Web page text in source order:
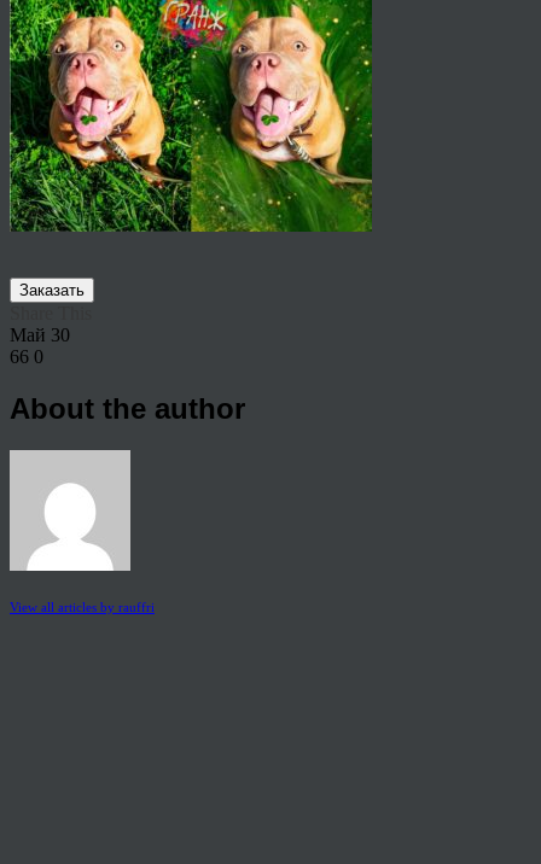
Заказать
Май 30
66 0
About the author
View all articles by rauffri